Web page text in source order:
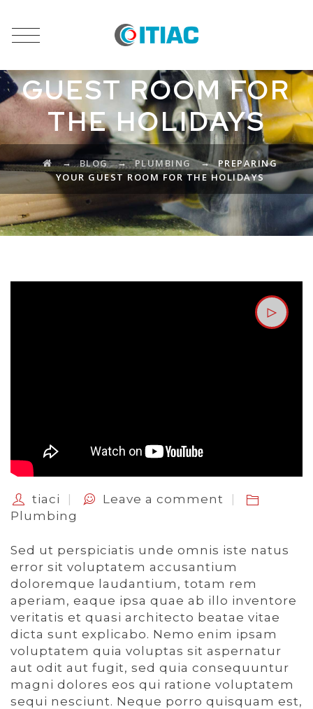
PREPARING YOUR
GUEST ROOM FOR
THE HOLIDAYS
→BLOG→PLUMBING→ PREPARING
YOUR GUEST ROOM FOR THE HOLIDAYS
tiaci
Leave a comment
Plumbing
Sed ut perspiciatis unde omnis iste natus
error sit voluptatem accusantium
doloremque laudantium, totam rem
aperiam, eaque ipsa quae ab illo inventore
veritatis et quasi architecto beatae vitae
dicta sunt explicabo. Nemo enim ipsam
voluptatem quia voluptas sit aspernatur
aut odit aut fugit, sed quia consequuntur
magni dolores eos qui ratione voluptatem
sequi nesciunt. Neque porro quisquam est,